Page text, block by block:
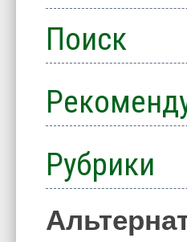
Поиск
Рубрики